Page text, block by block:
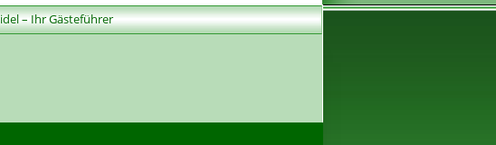
– Ihr Gästeführer